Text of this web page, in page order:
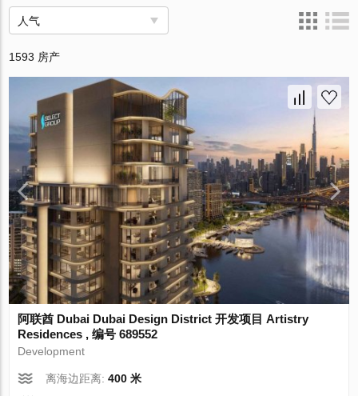
人气
1593 房产
阿联酋 Dubai Dubai Design District 开发项目 Artistry
Residences , 编号 689552
Development
离海边距离:400 米